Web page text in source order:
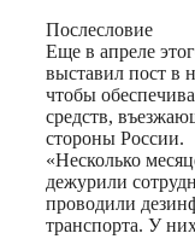
Послесловие
Еще в апреле
выставил пост в
чтобы
средств,
стороны России.
«Несколько
дежурили
проводили
транспорта. У